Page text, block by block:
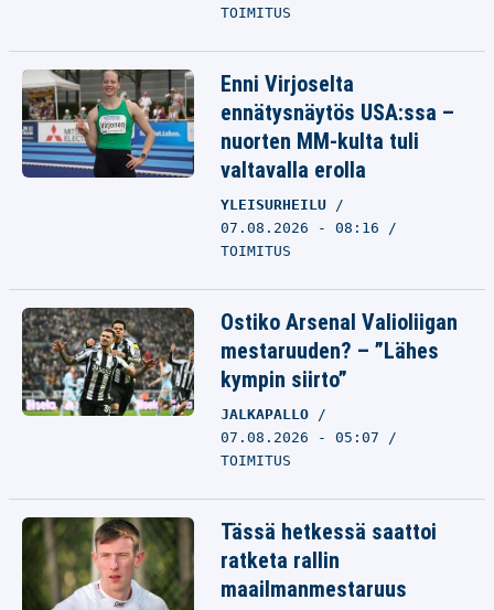
TOIMITUS
Enni Virjoselta
ennätysnäytös USA:ssa –
nuorten MM-kulta tuli
valtavalla erolla
YLEISURHEILU
07.08.2026 - 08:16
TOIMITUS
Ostiko Arsenal Valioliigan
mestaruuden? – ”Lähes
kympin siirto”
JALKAPALLO
07.08.2026 - 05:07
TOIMITUS
Tässä hetkessä saattoi
ratketa rallin
maailmanmestaruus